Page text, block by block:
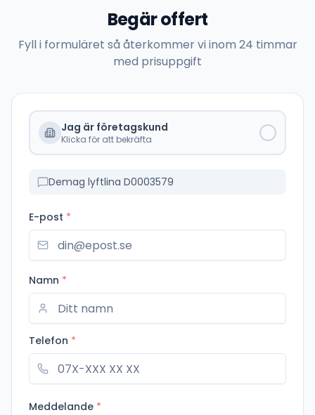
Begär offert
Fyll i formuläret så återkommer vi inom 24 timmar
med prisuppgift
Jag är företagskund
Klicka för att bekräfta
Demag lyftlina D0003579
E-post *
Namn *
Telefon *
Meddelande *